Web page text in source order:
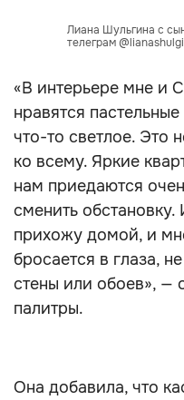
Лиана Шульгина с
телеграм
«В интерьере мне и
нравятся
что-то светлое. Это
ко всему. Яркие
нам приедаются
сменить
прихожу домой, и
бросается в глаза,
стены или обоев», —
палитры.
Она добавила, что